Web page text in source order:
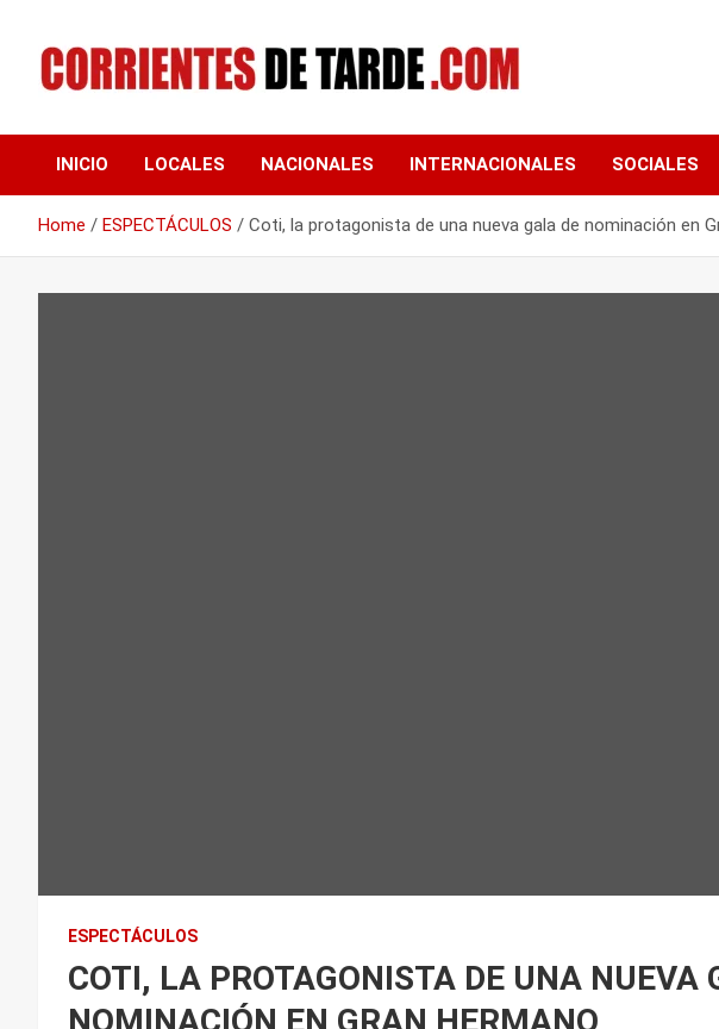
content
CORRIENTES DE
TARDE
INICIO LOCALES NACIONALES INTERNACIONALES SOCIALES
Home ESPECTÁCULOS Coti, la protagonista de una nueva gala de nominación en
ESPECTÁCULOS
COTI, LA PROTAGONISTA DE UNA NUEVA